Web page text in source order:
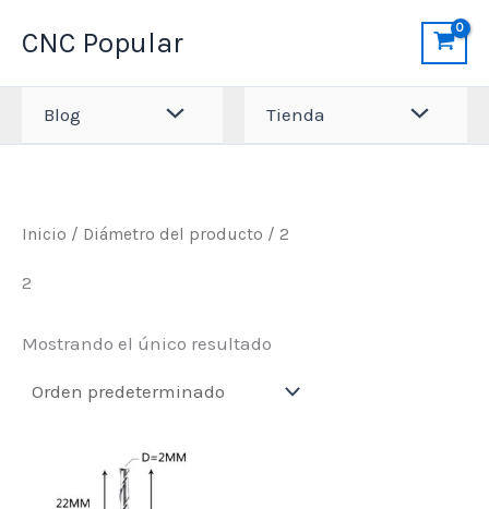
CNC Popular
Blog Tienda
Inicio / Diámetro del producto / 2
2
Mostrando el único resultado